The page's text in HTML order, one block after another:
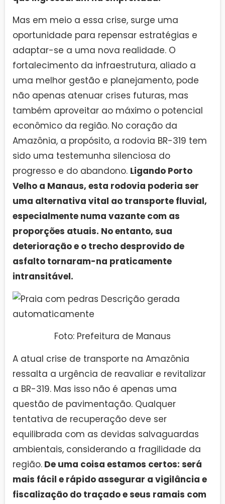
Mas em meio a essa crise, surge uma
oportunidade para repensar estratégias e
adaptar-se a uma nova realidade. O
fortalecimento da infraestrutura, aliado a
uma melhor gestão e planejamento, pode
não apenas atenuar crises futuras, mas
também aproveitar ao máximo o potencial
econômico da região. No coração da
Amazônia, a propósito, a rodovia BR-319 tem
sido uma testemunha silenciosa do
progresso e do abandono. Ligando Porto
Velho a Manaus, esta rodovia poderia ser
uma alternativa vital ao transporte fluvial,
especialmente numa vazante com as
proporções atuais. No entanto, sua
deterioração e o trecho desprovido de
asfalto tornaram-na praticamente
intransitável.
Foto: Prefeitura de Manaus
A atual crise de transporte na Amazônia
ressalta a urgência de reavaliar e revitalizar
a BR-319. Mas isso não é apenas uma
questão de pavimentação. Qualquer
tentativa de recuperação deve ser
equilibrada com as devidas salvaguardas
ambientais, considerando a fragilidade da
região. De uma coisa estamos certos: será
mais fácil e rápido assegurar a vigilância e
fiscalização do traçado e seus ramais com